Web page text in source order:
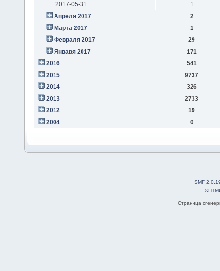
2017-05-31
1
Апреля 2017
2
Марта 2017
1
Февраля 2017
29
Января 2017
171
2016
541
2015
9737
2014
326
2013
2733
2012
19
2004
0
SMF
Страница